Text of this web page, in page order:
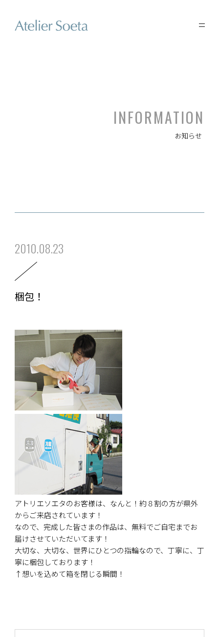
INFORMATION
お知らせ
2010.08.23
梱包！
アトリエソエタのお客様は、なんと！約８割の方が県外
からご来店されています！
なので、完成した皆さまの作品は、無料でご自宅までお
届けさせていただいてます！
大切な、大切な、世界にひとつの指輪なので、丁寧に、丁
寧に梱包しております！
↑想いを込めて箱を閉じる瞬間！